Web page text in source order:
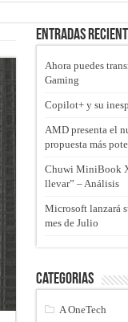
Entradas
Ahora puedes
Gaming
Copilot+ y su
AMD presenta el
propuesta más
Chuwi MiniBook
llevar” – Análisis
Microsoft lanzará
mes de Julio
Categorias
A OneTech